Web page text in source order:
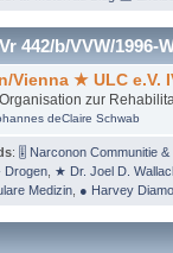
442/b/VVW/
Vienna ★ ULC e.V.
zur
deClaire Schwab
: 🎚 Narconon Communitie &
Drogen, ★ Dr. Joel D.
Medizin, ● Harvey